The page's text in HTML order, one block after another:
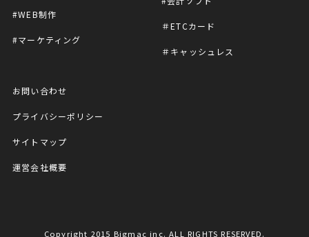
#WEB制作
#マーケティング
＃ETCカード
＃キャッシュレス
お問い合わせ
プライバシーポリシー
サイトマップ
運営会社概要
Copyright 2015 Bigmac inc. ALL RIGHTS RESERVED.